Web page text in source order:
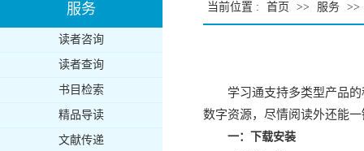
服务
读者咨询
读者查询
书目检索
精品导读
文献传递
当前位置 : 首页 >> 服务 >>
学习通支持多类型产品
数字资源，尽情阅读外还能
一： 下载安装